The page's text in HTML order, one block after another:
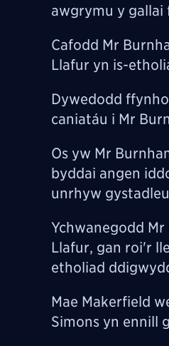
awgrymu y gallai
Cafodd Mr
Llafur yn is-
Dywedodd
caniatáu i Mr
Os yw Mr
byddai angen
unrhyw
Ychwanegodd
Llafur, gan roi'r
etholiad
Mae Makerfield
Simons yn ennill